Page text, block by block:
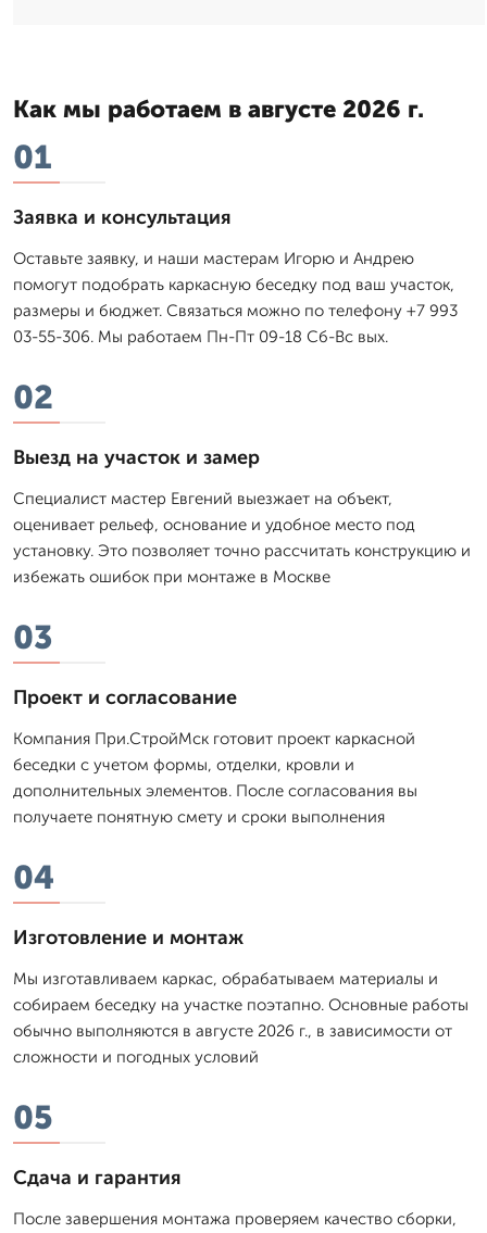
Как мы работаем в августе 2026 г.
01
Заявка и консультация
Оставьте заявку, и наши мастерам Игорю и Андрею
помогут подобрать каркасную беседку под ваш участок,
размеры и бюджет. Связаться можно по телефону +7 993
03-55-306. Мы работаем Пн-Пт 09-18 Сб-Вс вых.
02
Выезд на участок и замер
Специалист мастер Евгений выезжает на объект,
оценивает рельеф, основание и удобное место под
установку. Это позволяет точно рассчитать конструкцию и
избежать ошибок при монтаже в Москве
03
Проект и согласование
Компания При.СтройМск готовит проект каркасной
беседки с учетом формы, отделки, кровли и
дополнительных элементов. После согласования вы
получаете понятную смету и сроки выполнения
04
Изготовление и монтаж
Мы изготавливаем каркас, обрабатываем материалы и
собираем беседку на участке поэтапно. Основные работы
обычно выполняются в августе 2026 г., в зависимости от
сложности и погодных условий
05
Сдача и гарантия
После завершения монтажа проверяем качество сборки,